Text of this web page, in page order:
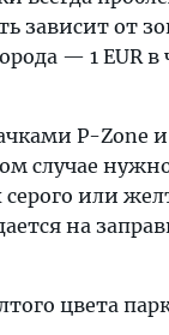
зависит от
— 1 EUR в
P-Zone
случае
или
на
цвета